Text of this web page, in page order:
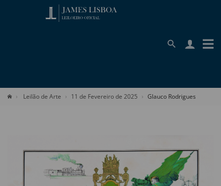
Leilão de Arte 11 de Fevereiro de 2025 Glauco Rodrigues